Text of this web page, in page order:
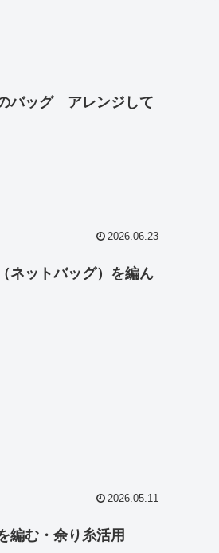
バッグ アレンジして
2026.06.23
ネットバッグ）を編ん
2026.05.11
編む・余り糸活用